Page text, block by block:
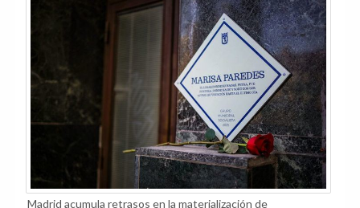
Madrid acumula retrasos en la materialización de